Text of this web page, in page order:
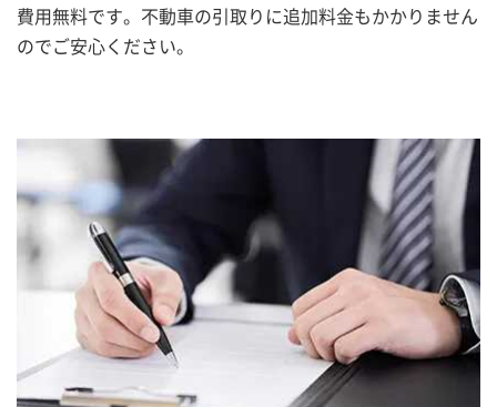
費用無料です。不動車の引取りに追加料金もかかりません
のでご安心ください。